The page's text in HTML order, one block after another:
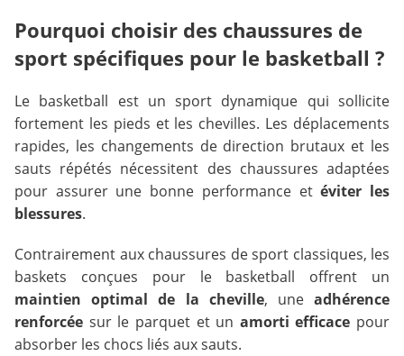
Pourquoi choisir des chaussures de
sport spécifiques pour le basketball ?
Le basketball est un sport dynamique qui sollicite
fortement les pieds et les chevilles. Les déplacements
rapides, les changements de direction brutaux et les
sauts répétés nécessitent des chaussures adaptées
pour assurer une bonne performance etéviter les
blessures.
Contrairement aux chaussures de sport classiques, les
baskets conçues pour le basketball offrent un
maintien optimal de la cheville, uneadhérence
renforcée sur le parquet et un amorti efficace pour
absorber les chocs liés aux sauts.